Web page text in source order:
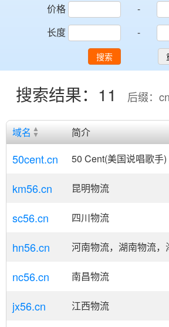
价格
-
长度
-
搜索
搜索结果：11 后缀：
域名 简介
50cent.cn 50 Cent(美国说唱歌手)
km56.cn 昆明物流
sc56.cn 四川物流
hn56.cn 河南物流，湖南物流，
nc56.cn 南昌物流
jx56.cn 江西物流